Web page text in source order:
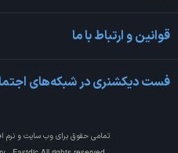
قوانین و ارتباط با ما
فست دیکشنری در شبکه‌های
تمامی حقوق برای وب سایت و نرم